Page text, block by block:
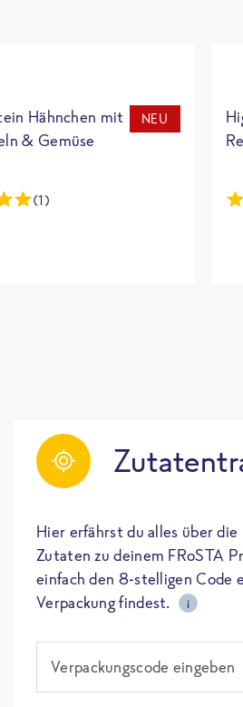
Hähnchen mit
& Gemüse
NEU
(1)
Hier erfährst du alles über
Zutaten zu deinem FRoSTA
einfach den 8-stelligen Code
Verpackung findest.
i
Verpackungscode eingeben